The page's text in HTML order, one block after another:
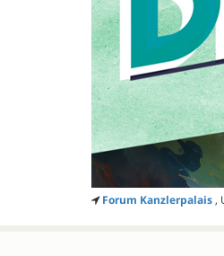
Forum Kanzlerpalais,